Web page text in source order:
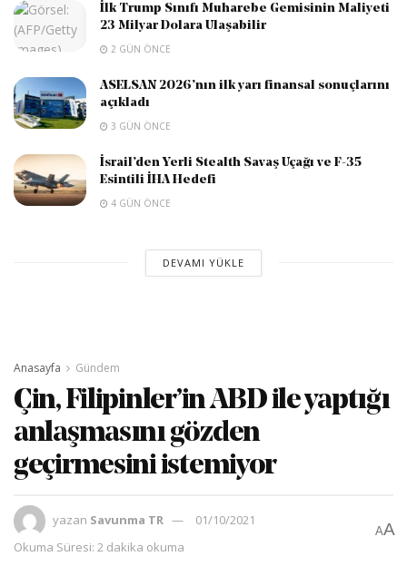
İlk Trump Sınıfı Muharebe Gemisinin Maliyeti
23 Milyar Dolara Ulaşabilir
2 GÜN ÖNCE
ASELSAN 2026’nın ilk yarı finansal sonuçlarını
açıkladı
3 GÜN ÖNCE
İsrail’den Yerli Stealth Savaş Uçağı ve F-35
Esintili İHA Hedefi
4 GÜN ÖNCE
DEVAMI YÜKLE
Anasayfa Gündem
Çin, Filipinler’in ABD ile yaptığı
anlaşmasını gözden
geçirmesini istemiyor
yazan Savunma TR
01/10/2021
Okuma Süresi: 2 dakika okuma
AA